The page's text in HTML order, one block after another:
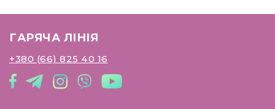
ГАРЯЧА ЛІНІЯ
+380 (66) 825 40 16